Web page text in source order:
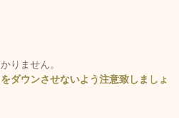
りません。
ダウンさせないよう注意致しましょ